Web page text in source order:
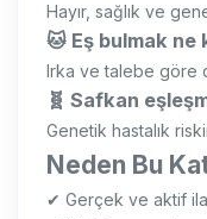
Hayır, sağlık ve
🐱 Eş bulmak ne
Irka ve talebe göre
🧬 Safkan
Genetik hastalık
Neden Bu
✔ Gerçek ve aktif